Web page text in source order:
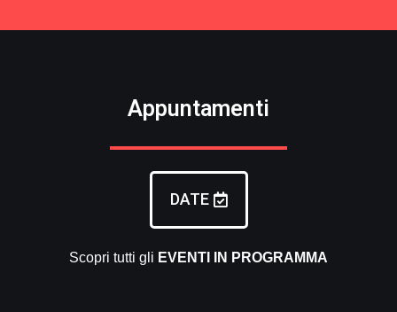
Appuntamenti
DATE
Scopri tutti gli EVENTI IN PROGRAMMA